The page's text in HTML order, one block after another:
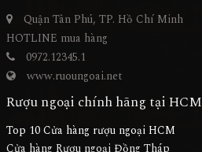
Quận Tân Phú, TP. Hồ Chí Minh
HOTLINE mua hàng
0972.12345.1
www.ruoungoai.net
Rượu ngoại chính hãng tại HCM
Top 10 Cửa hàng rượu ngoại HCM
Cửa hàng Rượu ngoại Đồng Tháp